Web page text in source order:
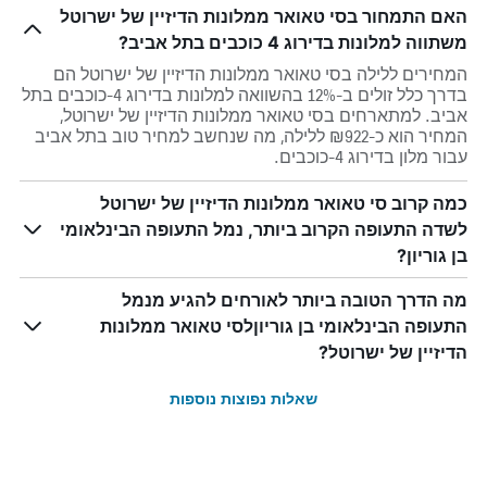
האם התמחור בסי טאואר ממלונות הדיזיין של ישרוטל
משתווה למלונות בדירוג 4 כוכבים בתל אביב?
המחירים ללילה בסי טאואר ממלונות הדיזיין של ישרוטל הם
בדרך כלל זולים ב-12% בהשוואה למלונות בדירוג 4-כוכבים בתל
אביב. למתארחים בסי טאואר ממלונות הדיזיין של ישרוטל,
המחיר הוא כ-₪922 ללילה, מה שנחשב למחיר טוב בתל אביב
עבור מלון בדירוג 4-כוכבים.
כמה קרוב סי טאואר ממלונות הדיזיין של ישרוטל
לשדה התעופה הקרוב ביותר, נמל התעופה הבינלאומי
בן גוריון?
מה הדרך הטובה ביותר לאורחים להגיע מנמל
התעופה הבינלאומי בן גוריוןלסי טאואר ממלונות
הדיזיין של ישרוטל?
שאלות נפוצות נוספות